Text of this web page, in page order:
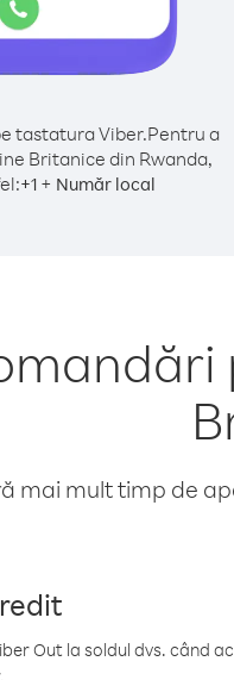
tastatura Viber.Pentru a
Britanice din Rwanda,
+1 + Număr local
mai mult timp de
Out la soldul dvs. când